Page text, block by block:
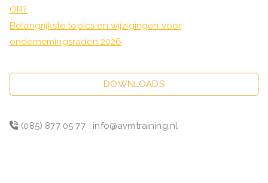
OR?
Belangrijkste topics en wijzigingen voor
ondernemingsraden 2026
DOWNLOADS
(085) 877 05 77 info@avmtraining.nl